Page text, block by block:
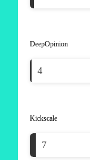
DeepOpinion
Kickscale